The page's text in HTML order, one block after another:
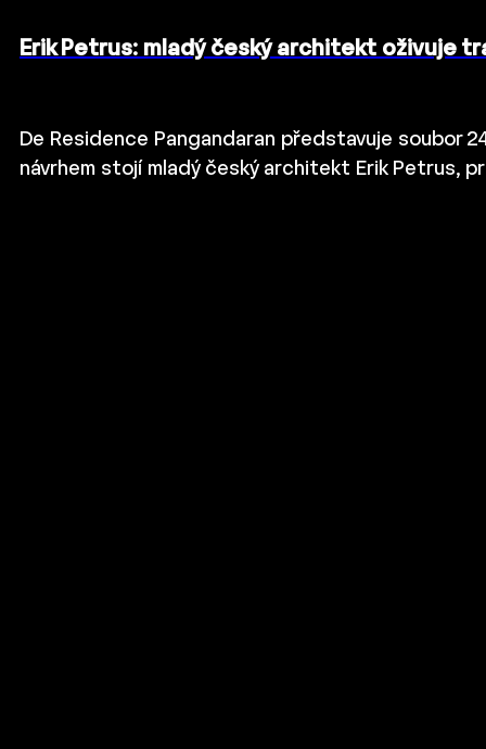
Erik Petrus: mladý český architekt oživuje
De Residence Pangandaran představuje soubor
návrhem stojí mladý český architekt Erik Petrus,